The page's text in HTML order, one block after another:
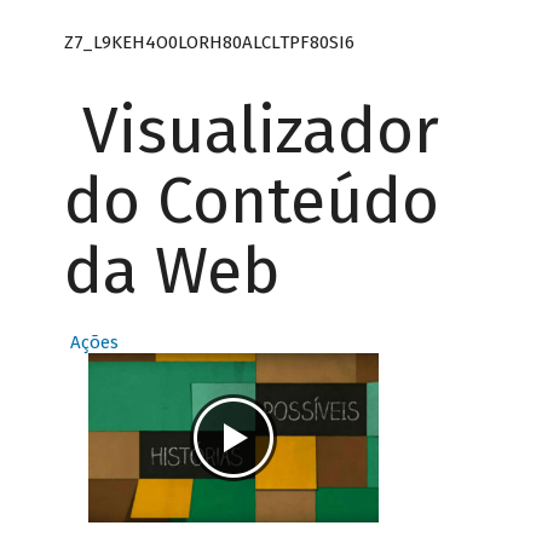
Z7_L9KEH4O0LORH80ALCLTPF80SI6
Visualizador
do Conteúdo
da Web
Ações